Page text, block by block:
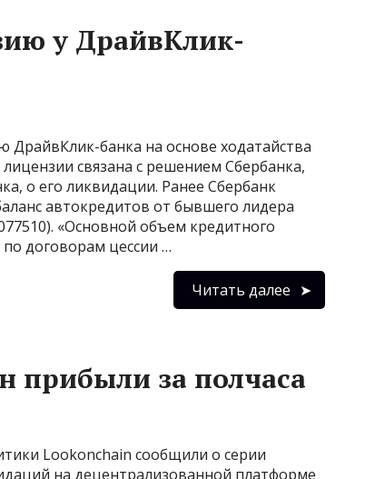
у ДрайвКлик-
ДрайвКлик-банка на основе ходатайства
связана с решением Сбербанка,
о его ликвидации. Ранее Сбербанк
автокредитов от бывшего лидера
«Основной объем кредитного
договорам цессии …
Читать далее
прибыли за полчаса
Lookonchain сообщили о серии
на децентрализованной платформе